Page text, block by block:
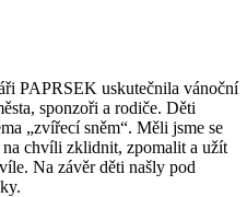
PAPRSEK uskutečnila vánoční
sponzoři a rodiče. Děti
„zvířecí sněm“. Měli jsme se
na chvíli zklidnit, zpomalit a užít
Na závěr děti našly pod